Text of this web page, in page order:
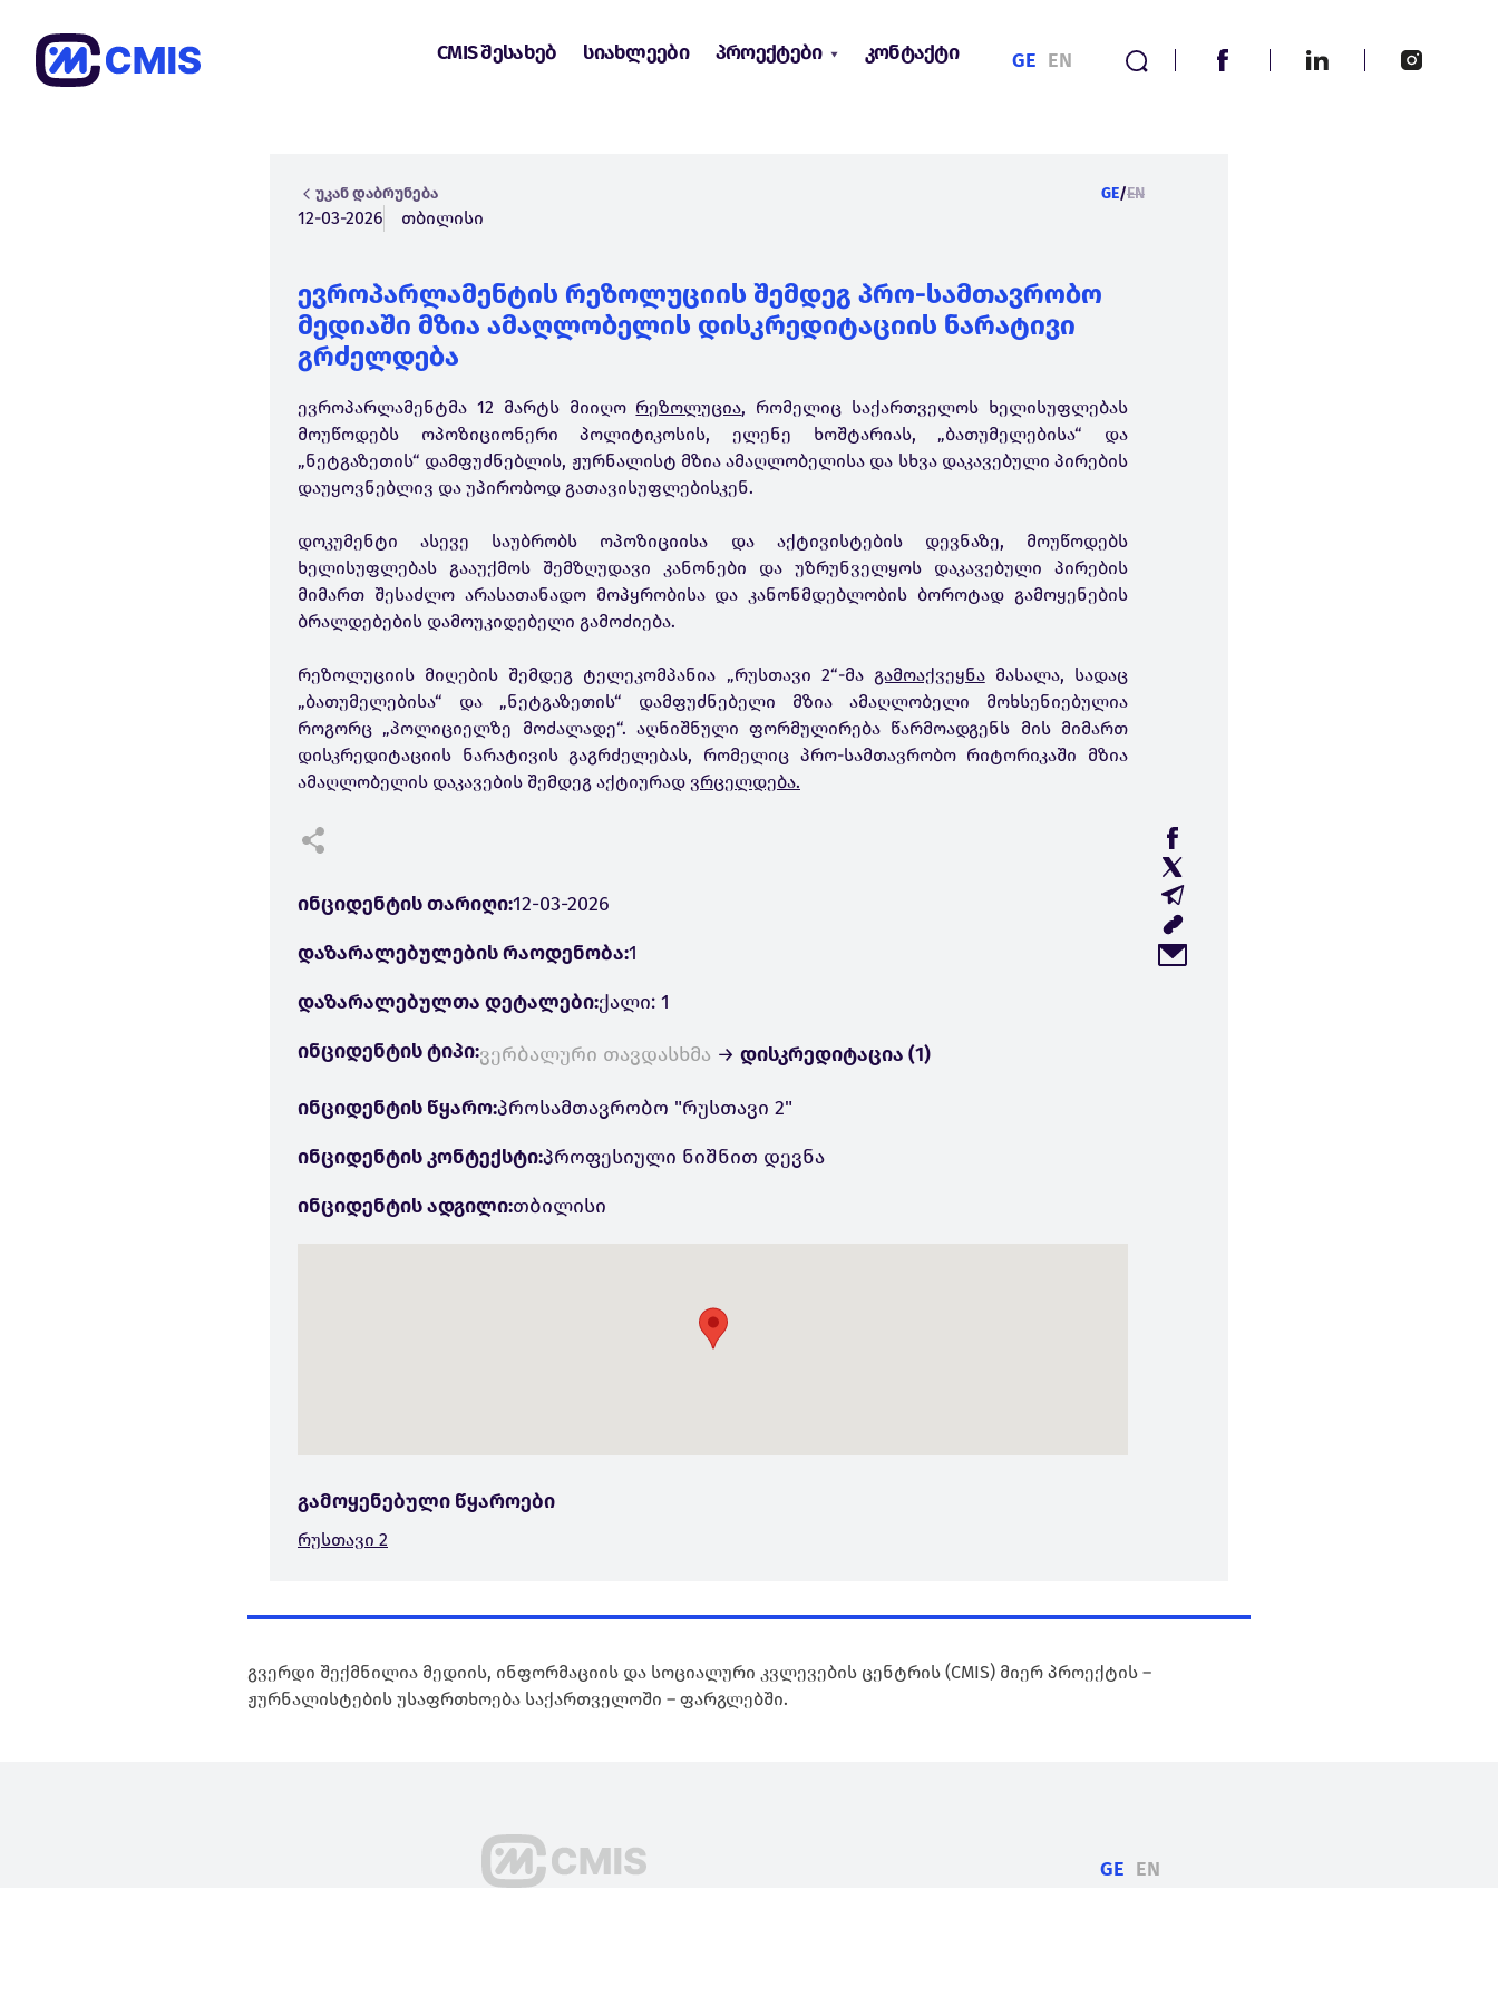
CMIS შესახებ სიახლეები პროექტები კონტაქტი GE EN
უკან დაბრუნება GE/EN
12-03-2026 თბილისი
ევროპარლამენტის რეზოლუციის შემდეგ პრო-სამთავრობო
მედიაში მზია ამაღლობელის დისკრედიტაციის ნარატივი
გრძელდება
ევროპარლამენტმა 12 მარტს მიიღო რეზოლუცია, რომელიც საქართველოს ხელისუფლებას
მოუწოდებს ოპოზიციონერი პოლიტიკოსის, ელენე ხოშტარიას, „ბათუმელებისა“ და
„ნეტგაზეთის“ დამფუძნებლის, ჟურნალისტ მზია ამაღლობელისა და სხვა დაკავებული პირების
დაუყოვნებლივ და უპირობოდ გათავისუფლებისკენ.
დოკუმენტი ასევე საუბრობს ოპოზიციისა და აქტივისტების დევნაზე, მოუწოდებს
ხელისუფლებას გააუქმოს შემზღუდავი კანონები და უზრუნველყოს დაკავებული პირების
მიმართ შესაძლო არასათანადო მოპყრობისა და კანონმდებლობის ბოროტად გამოყენების
ბრალდებების დამოუკიდებელი გამოძიება.
რეზოლუციის მიღების შემდეგ ტელეკომპანია „რუსთავი 2“-მა გამოაქვეყნამასალა, სადაც
„ბათუმელებისა“ და „ნეტგაზეთის“ დამფუძნებელი მზია ამაღლობელი მოხსენიებულია
როგორც „პოლიციელზე მოძალადე“. აღნიშნული ფორმულირება წარმოადგენს მის მიმართ
დისკრედიტაციის ნარატივის გაგრძელებას, რომელიც პრო-სამთავრობო რიტორიკაში მზია
ამაღლობელის დაკავების შემდეგ აქტიურად ვრცელდება.
ინციდენტის თარიღი:12-03-2026
დაზარალებულების რაოდენობა:1
დაზარალებულთა დეტალები:ქალი: 1
ინციდენტის ტიპი:ვერბალური თავდასხმა → დისკრედიტაცია (1)
ინციდენტის წყარო:პროსამთავრობო "რუსთავი 2"
ინციდენტის კონტექსტი:პროფესიული ნიშნით დევნა
ინციდენტის ადგილი:თბილისი
გამოყენებული წყაროები
რუსთავი 2
გვერდი შექმნილია მედიის, ინფორმაციის და სოციალური კვლევების ცენტრის (CMIS) მიერ პროექტის –
ჟურნალისტების უსაფრთხოება საქართველოში – ფარგლებში.
GE EN